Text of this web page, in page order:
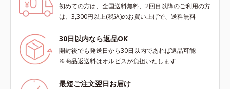
初めての方は、全国送料無料、2回目以降のご利用の方
は、3,300円以上(税込)のお買い上げで、送料無料
30日以内なら返品OK
開封後でも発送日から30日以内であれば返品可能
※商品返送料はオルビスが負担いたします
最短ご注文翌日お届け